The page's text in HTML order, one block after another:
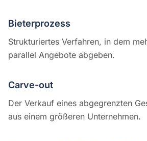
Bieterprozess
Strukturiertes Verfahren, in dem
parallel Angebote abgeben.
Carve-out
Der Verkauf eines abgegrenzten
aus einem größeren Unternehmen.